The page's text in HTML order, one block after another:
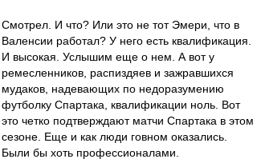
Смотрел. И что? Или это не тот Эмери, что в
Валенсии работал? У него есть квалификация.
И высокая. Услышим еще о нем. А вот у
ремесленников, распиздяев и зажравшихся
мудаков, надевающих по недоразумению
футболку Спартака, квалификации ноль. Вот
это четко подтверждают матчи Спартака в этом
сезоне. Еще и как люди говном оказались.
Были бы хоть профессионалами.